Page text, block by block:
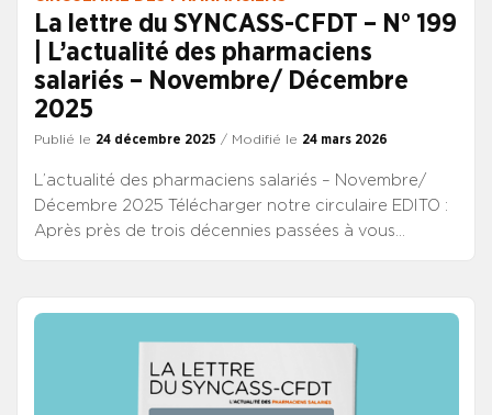
La lettre du SYNCASS-CFDT – N° 199
| L’actualité des pharmaciens
salariés – Novembre/ Décembre
2025
Publié le 24 décembre 2025 / Modifié le 24 mars 2026
L’actualité des pharmaciens salariés – Novembre/
Décembre 2025 Télécharger notre circulaire EDITO :
Après près de trois décennies passées à vous
profession qui mérite d’être fièrement défendue.
Certes, je quitte mes fonctions mais je sais que le
syndicat continuera à vous accorder un